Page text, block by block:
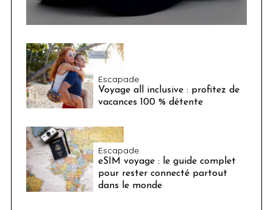
Escapade
Voyage all inclusive : profitez de
vacances 100 % détente
Escapade
eSIM voyage : le guide complet
pour rester connecté partout
dans le monde